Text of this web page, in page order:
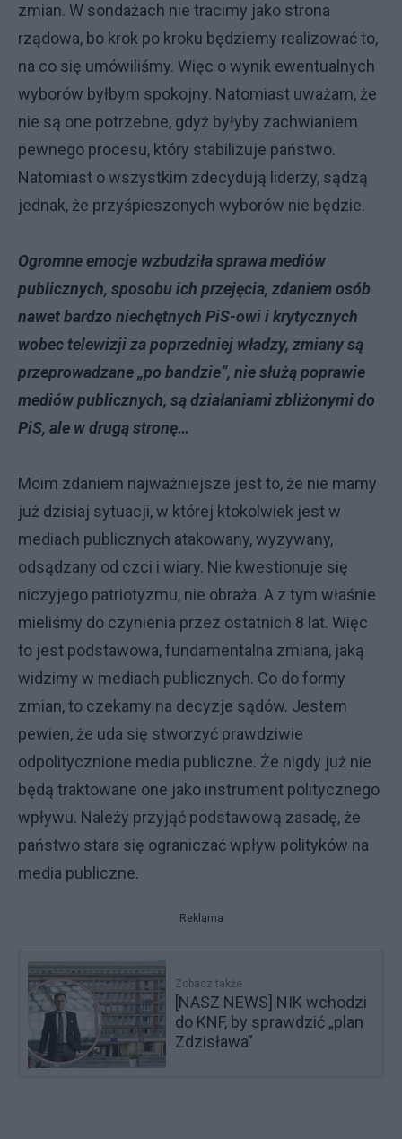
zmian. W sondażach nie tracimy jako strona
rządowa, bo krok po kroku będziemy realizować to,
na co się umówiliśmy. Więc o wynik ewentualnych
wyborów byłbym spokojny. Natomiast uważam, że
nie są one potrzebne, gdyż byłyby zachwianiem
pewnego procesu, który stabilizuje państwo.
Natomiast o wszystkim zdecydują liderzy, sądzą
jednak, że przyśpieszonych wyborów nie będzie.
Ogromne emocje wzbudziła sprawa mediów
publicznych, sposobu ich przejęcia, zdaniem osób
nawet bardzo niechętnych PiS-owi i krytycznych
wobec telewizji za poprzedniej władzy, zmiany są
przeprowadzane „po bandzie”, nie służą poprawie
mediów publicznych, są działaniami zbliżonymi do
PiS, ale w drugą stronę…
Moim zdaniem najważniejsze jest to, że nie mamy
już dzisiaj sytuacji, w której ktokolwiek jest w
mediach publicznych atakowany, wyzywany,
odsądzany od czci i wiary. Nie kwestionuje się
niczyjego patriotyzmu, nie obraża. A z tym właśnie
mieliśmy do czynienia przez ostatnich 8 lat. Więc
to jest podstawowa, fundamentalna zmiana, jaką
widzimy w mediach publicznych. Co do formy
zmian, to czekamy na decyzje sądów. Jestem
pewien, że uda się stworzyć prawdziwie
odpolitycznione media publiczne. Że nigdy już nie
będą traktowane one jako instrument politycznego
wpływu. Należy przyjąć podstawową zasadę, że
państwo stara się ograniczać wpływ polityków na
media publiczne.
Reklama
Zobacz także
[NASZ NEWS] NIK wchodzi
do KNF, by sprawdzić „plan
Zdzisława”